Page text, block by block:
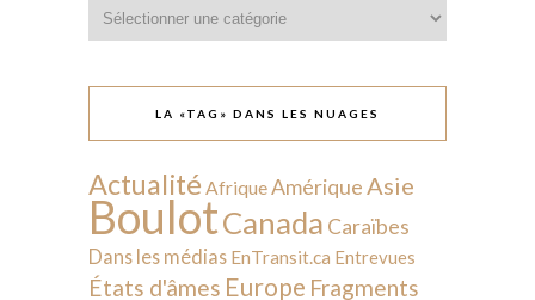
LA «TAG» DANS LES NUAGES
Actualité AfriqueAmérique Asie
BoulotCanada Caraïbes
Dans les médias EnTransit.ca Entrevues
États d'âmes Europe Fragments